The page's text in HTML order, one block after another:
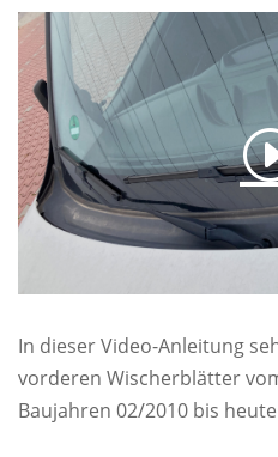
In dieser Video-Anleitung
vorderen Wischerblätter
Baujahren 02/2010 bis